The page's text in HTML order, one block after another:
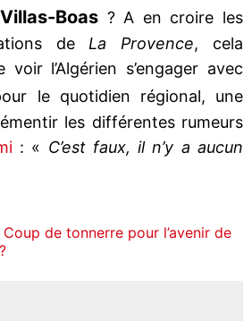
Boas ? A en croire les
de La Provence, cela
l’Algérien s’engager avec
le quotidien régional, une
les différentes rumeurs
: « C’est faux, il n’y a aucun
de tonnerre pour l’avenir de